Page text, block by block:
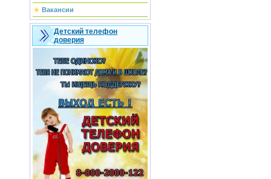
Вакансии
Детский телефон
доверия